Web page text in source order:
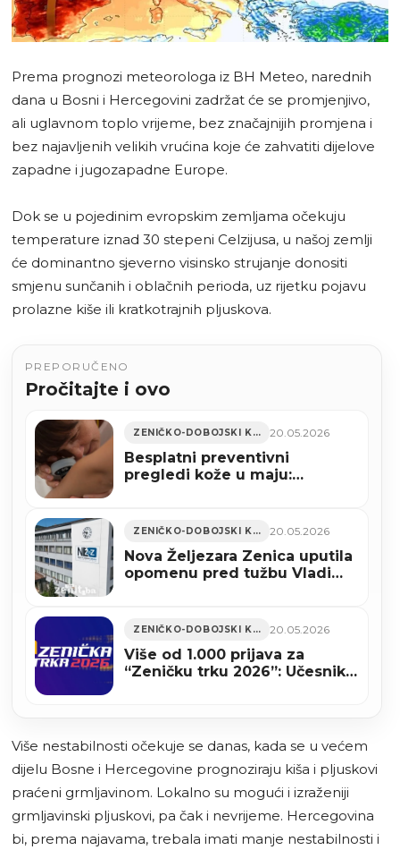
Prema prognozi meteorologa iz BH Meteo, narednih
dana u Bosni i Hercegovini zadržat će se promjenjivo,
ali uglavnom toplo vrijeme, bez značajnijih promjena i
bez najavljenih velikih vrućina koje će zahvatiti dijelove
zapadne i jugozapadne Europe.
Dok se u pojedinim evropskim zemljama očekuju
temperature iznad 30 stepeni Celzijusa, u našoj zemlji
će dominantno sjeverno visinsko strujanje donositi
smjenu sunčanih i oblačnih perioda, uz rijetku pojavu
prolazne kiše ili kratkotrajnih pljuskova.
PREPORUČENO
Pročitajte i ovo
ZENIČKO-DOBOJSKI KANTON 20.05.2026
Besplatni preventivni
pregledi kože u maju:
ZENIČKO-DOBOJSKI KANTON 20.05.2026
Nova Željezara Zenica uputila
opomenu pred tužbu Vladi
ZENIČKO-DOBOJSKI KANTON 20.05.2026
Više od 1.000 prijava za
“Zeničku trku 2026”: Učesnike
Više nestabilnosti očekuje se danas, kada se u većem
dijelu Bosne i Hercegovine prognoziraju kiša i pljuskovi
praćeni grmljavinom. Lokalno su mogući i izraženiji
grmljavinski pljuskovi, pa čak i nevrijeme. Hercegovina
bi, prema najavama, trebala imati manje nestabilnosti i